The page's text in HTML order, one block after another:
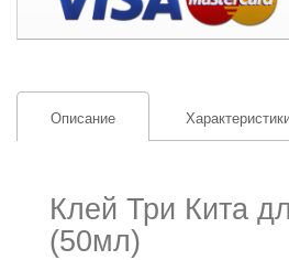
Описание
Клей Три Кита
(50мл)